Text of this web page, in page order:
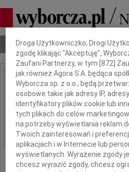
Nekrologi Odeszli Poradnik
IMIĘ I NAZWISKO: Maria
REGION: Bydgoszcz
DATA EMISJI: 27.07.2011
Dbamy o Twoją prywatność
Droga Użytkowniczko, Drogi
zgodę klikając "Akceptuję",
Zaufani Partnerzy, w tym [872]
jak również Agora S.A. będąca
Wyborcza sp. z o.o., będą
osobowe takie jak adresy IP,
identyfikatory plików cookie lub
tych plikach do celów
na potrzeby wyświetlania reklam
Twoich zainteresowań i
aplikacjach i w Internecie lub
wyświetlanych. Wyrażenie zgody
chcesz wyrazić zgody, chcesz